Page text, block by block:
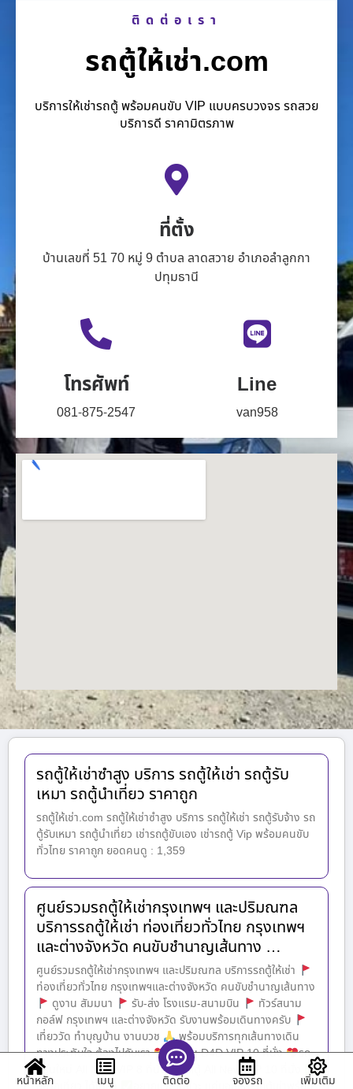
ติดต่อเรา
รถตู้ให้เช่า.com
บริการให้เช่ารถตู้ พร้อมคนขับ VIP แบบครบวงจร รถสวย
บริการดี ราคามิตรภาพ
ที่ตั้ง
บ้านเลขที่ 51 70 หมู่ 9 ตำบล ลาดสวาย อำเภอลำลูกกา
ปทุมธานี
โทรศัพท์
081-875-2547
Line
van958
รถตู้ให้เช่าซำสูง บริการ รถตู้ให้เช่า รถตู้รับ
เหมา รถตู้นำเที่ยว ราคาถูก
รถตู้ให้เช่า.com รถตู้ให้เช่าซำสูง บริการ รถตู้ให้เช่า รถตู้รับจ้าง รถ
ตู้รับเหมา รถตู้นำเที่ยว เช่ารถตู้ขับเอง เช่ารถตู้ Vip พร้อมคนขับ
ทั่วไทย ราคาถูก ยอดคนดู : 1,359
ศูนย์รวมรถตู้ให้เช่ากรุงเทพฯ และปริมณฑล
บริการรถตู้ให้เช่า ท่องเที่ยวทั่วไทย กรุงเทพฯ
และต่างจังหวัด คนขับชำนาญเส้นทาง …
ศูนย์รวมรถตู้ให้เช่ากรุงเทพฯ และปริมณฑล บริการรถตู้ให้เช่า
ท่องเที่ยวทั่วไทย กรุงเทพฯและต่างจังหวัด คนขับชำนาญเส้นทาง
ดูงาน สัมมนา
รับ-ส่ง โรงแรม-สนามบิน
ทัวร์สนาม
กอล์ฟ กรุงเทพฯ และต่างจังหวัด รับงานพร้อมเดินทางครับ
เที่ยววัด ทำบุญบ้าน งานบวช
พร้อมบริการทุกเส้นทางเดิน
ทางประทับใจ ต้องไปกับเรา
รถตู้รุ่น D4D VIP 10 ที่นั่ง
รถ
ตู้รุ่นใหม่ All New VIP 8 ที่นั่ง
รถตู้ All New VIP 10 ที่นั่ง
หน้าหลัก เมนู ติดต่อ จองรถ เพิ่มเติม